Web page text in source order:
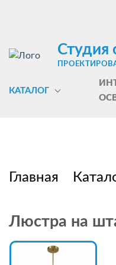
Студия
КАТАЛОГ
Главная
Люстра на